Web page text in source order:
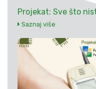
Projekat: Sve što
Saznaj više